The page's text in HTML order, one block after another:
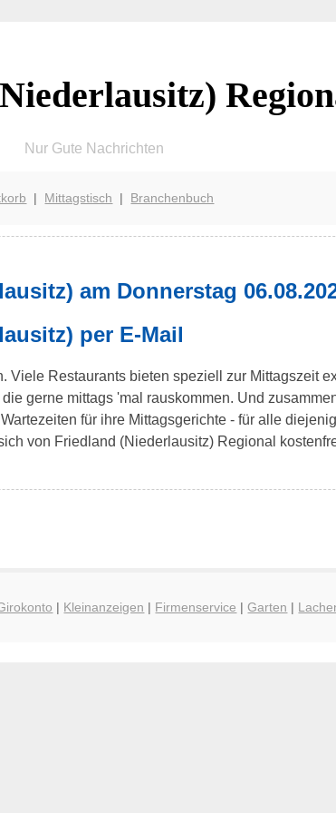
Nur Gute Nachrichten
| Mittagstisch | Branchenbuch
am Donnerstag
per E-Mail
Restaurants bieten speziell zur Mittagszeit
gerne mittags 'mal rauskommen. Und
für ihre Mittagsgerichte - für alle
von Friedland (Niederlausitz) Regional
| Kleinanzeigen | Firmenservice |Garten |